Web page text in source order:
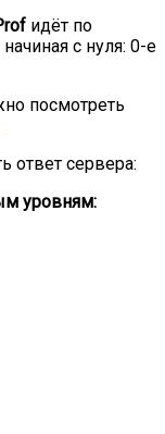
идёт по
с нуля: 0-е
посмотреть
ответ сервера:
уровням: